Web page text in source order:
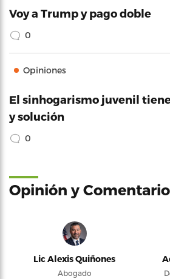
Voy a Trump y pago doble
0
Opiniones
El sinhogarismo juvenil
y solución
0
Opinión y
Lic Alexis Quiñones
Abogado